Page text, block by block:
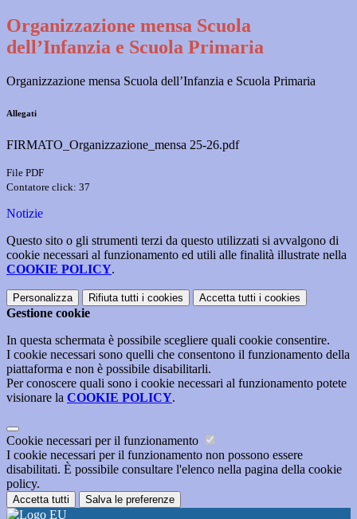
Organizzazione mensa Scuola
dell’Infanzia e Scuola Primaria
Organizzazione mensa Scuola dell’Infanzia e Scuola Primaria
Allegati
FIRMATO_Organizzazione_mensa 25-26.pdf
File PDF
Contatore click: 37
Notizie
Questo sito o gli strumenti terzi da questo utilizzati si avvalgono di
cookie necessari al funzionamento ed utili alle finalità illustrate nella
COOKIE POLICY.
Personalizza Rifiuta tutti i cookies Accetta tutti i cookies
Gestione cookie
In questa schermata è possibile scegliere quali cookie consentire.
I cookie necessari sono quelli che consentono il funzionamento della
piattaforma e non è possibile disabilitarli.
Per conoscere quali sono i cookie necessari al funzionamento potete
visionare la COOKIE POLICY.
Cookie necessari per il funzionamento
I cookie necessari per il funzionamento non possono essere
disabilitati. È possibile consultare l'elenco nella pagina della cookie
policy.
Accetta tutti Salva le preferenze